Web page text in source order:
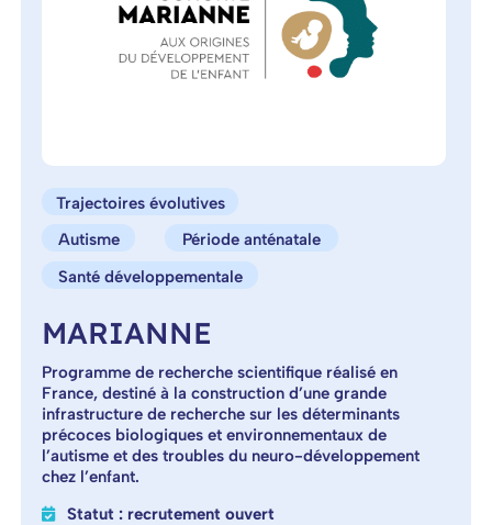
Trajectoires évolutives
Autisme
Période anténatale
Santé développementale
MARIANNE
Programme de recherche scientifique réalisé en
France, destiné à la construction d’une grande
infrastructure de recherche sur les déterminants
précoces biologiques et environnementaux de
l’autisme et des troubles du neuro-développement
chez l’enfant.
Statut : recrutement ouvert